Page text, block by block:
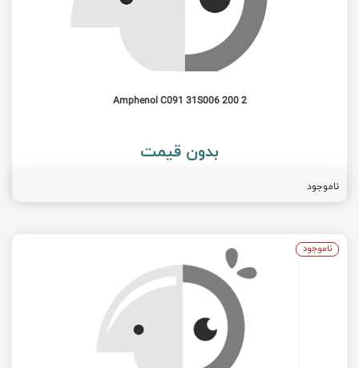
Amphenol C091 31S006 200 2
بدون قیمت
ناموجود
ناموجود